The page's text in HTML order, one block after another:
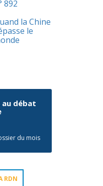
892
la Chine
le
au débat
du mois
RDN